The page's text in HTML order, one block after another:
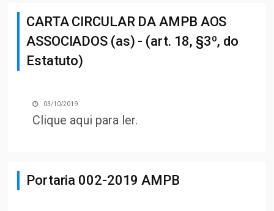
CARTA CIRCULAR DA AMPB AOS
ASSOCIADOS (as) - (art. 18, §3º, do
Estatuto)
03/10/2019
Clique aqui para ler.
Portaria 002-2019 AMPB